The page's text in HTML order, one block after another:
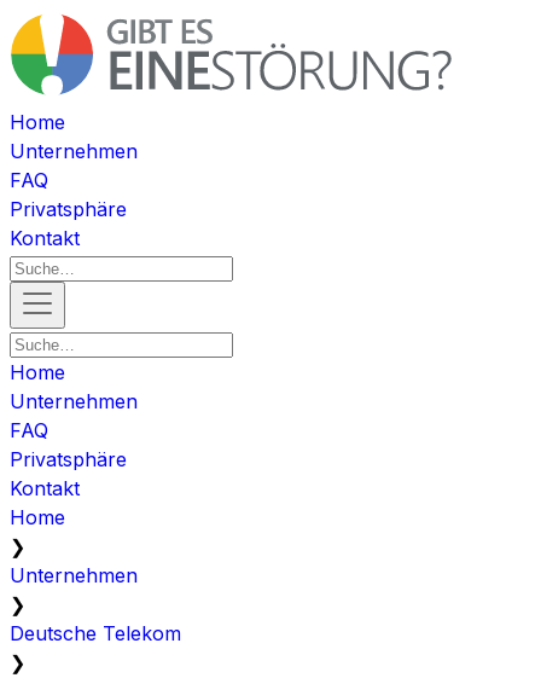
Home
Unternehmen
FAQ
Privatsphäre
Kontakt
Home
Unternehmen
FAQ
Privatsphäre
Kontakt
Home
❯
Unternehmen
❯
Deutsche Telekom
❯